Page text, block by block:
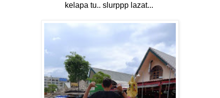
kelapa tu.. slurppp lazat...